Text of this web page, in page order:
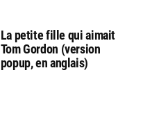
La petite fille qui aimait
Tom Gordon (version
popup, en anglais)